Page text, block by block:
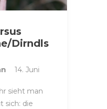
Dirndls
14. Juni
sieht man
sich: die